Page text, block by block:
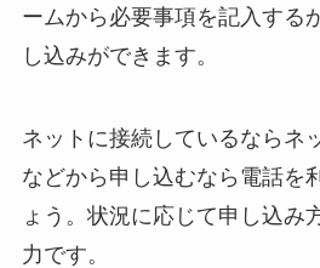
ームから必要事項を記入する
し込みができます。
ネットに接続しているならネ
などから申し込むなら電話を
ょう。状況に応じて申し込み
力です。